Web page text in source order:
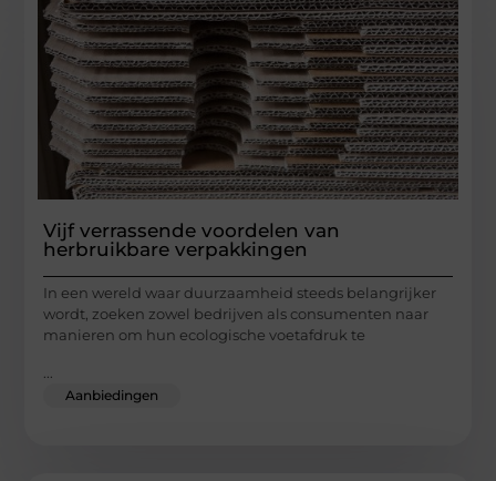
Vijf verrassende voordelen van
herbruikbare verpakkingen
In een wereld waar duurzaamheid steeds belangrijker
wordt, zoeken zowel bedrijven als consumenten naar
manieren om hun ecologische voetafdruk te
Aanbiedingen